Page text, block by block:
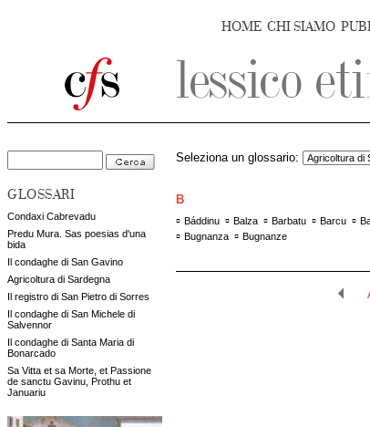
HOME CHI SIAMO
GLOSSARI
Condaxi Cabrevadu
Predu Mura. Sas poesias d'una
bida
Il condaghe di San Gavino
Agricoltura di Sardegna
Il registro di San Pietro di Sorres
Il condaghe di San Michele di
Salvennor
Il condaghe di Santa Maria di
Bonarcado
Sa Vitta et sa Morte, et Passione
de sanctu Gavinu, Prothu et
Januariu
Seleziona un glossario:
B
▫ Báddinu ▫ Balza ▫ Barbatu ▫ Barcu ▫
▫ Bugnanza ▫ Bugnanze